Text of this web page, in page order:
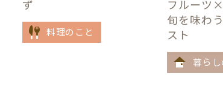
ず
料理のこと
フルーツ
旬を味わ
スト
暮ら